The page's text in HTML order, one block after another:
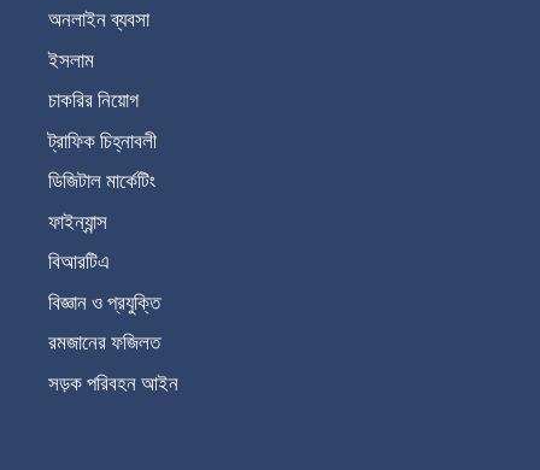
অনলাইন ব্যবসা
ইসলাম
চাকরির নিয়োগ
ট্রাফিক চিহ্নাবলী
ডিজিটাল মার্কেটিং
ফাইন্যান্স
বিআরটিএ
বিজ্ঞান ও প্রযুক্তি
রমজানের ফজিলত
সড়ক পরিবহন আইন